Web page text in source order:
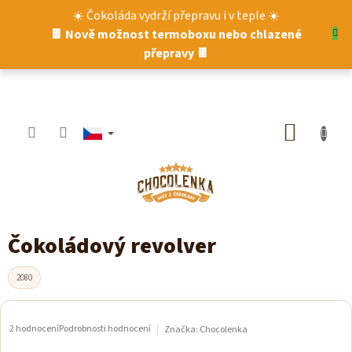
☀️ Čokoláda vydrží přepravu i v teple ☀️
🍫 Nově možnost termoboxu nebo chlazené
přepravy 🍫
Čokoládový revolver
2080
Průměrné
2 hodnoceníPodrobnosti hodnocení Značka: Chocolenka